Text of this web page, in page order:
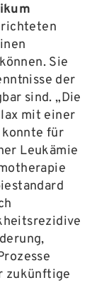
Sie
der
sind. „Die
mit einer
für
Leukämie
zukünftige